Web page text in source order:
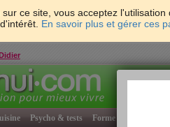
ce site, vous acceptez
En savoir plus et gérer ces
Psycho & tests Forme & santé